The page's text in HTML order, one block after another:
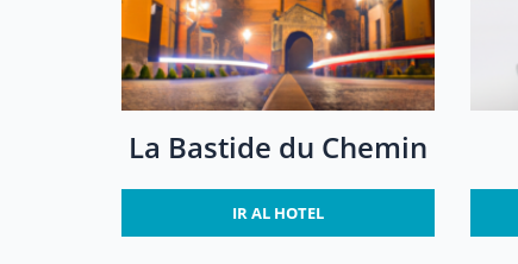
La Bastide du Chemin
IR AL HOTEL